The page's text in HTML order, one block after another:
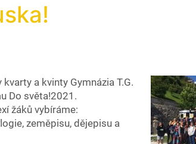
a kvinty Gymnázia T.G.
Do světa!2021.
žáků vybíráme:
zeměpisu, dějepisu a